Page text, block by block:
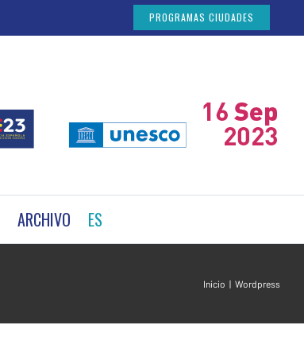
PROGRAMAS CIUDADES
ARCHIVO ES
Inicio | Wordpress